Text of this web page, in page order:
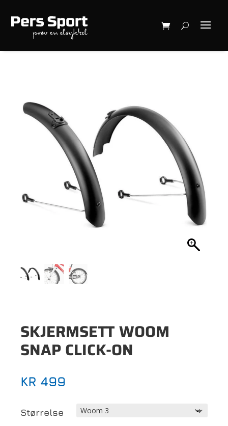
SKJERMSETT WOOM
SNAP CLICK-ON
KR 499
Størrelse